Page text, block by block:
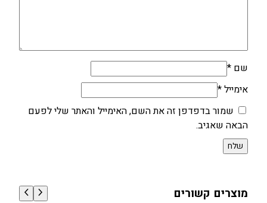
שם *
אימייל*
שמור בדפדפן זה את השם, האימייל והאתר שלי לפעם
הבאה שאגיב.
מוצרים קשורים